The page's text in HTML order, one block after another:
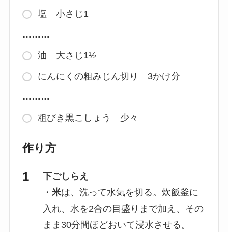
塩 小さじ1
………
油 大さじ1½
にんにくの粗みじん切り 3かけ分
………
粗びき黒こしょう 少々
作り方
下ごしらえ
・ 米は、洗って水気を切る。炊飯釜に
入れ、水を2合の目盛りまで加え、その
まま30分間ほどおいて浸水させる。